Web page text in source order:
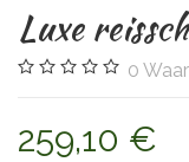
Luxe
0
259,10 €